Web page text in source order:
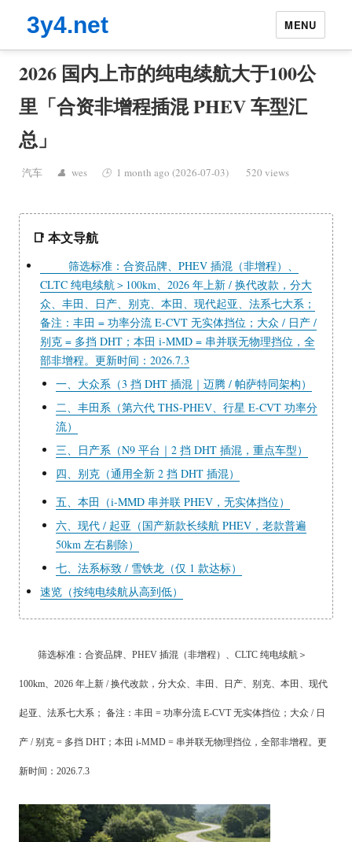
3y4.net MENU
2026 国内上市的纯电续航大于100公
里「合资非增程插混 PHEV 车型汇
总」
汽车 wes 1 month ago (2026-07-03) 520 views
📑 本文导航
筛选标准：合资品牌、PHEV 插混（非增程）、
CLTC 纯电续航＞100km、2026 年上新 / 换代改款，分大
众、丰田、日产、别克、本田、现代起亚、法系七大系；
备注：丰田 = 功率分流 E-CVT 无实体挡位；大众 / 日产 /
别克 = 多挡 DHT；本田 i-MMD = 串并联无物理挡位，全
部非增程。更新时间：2026.7.3
一、大众系（3 挡 DHT 插混｜迈腾 / 帕萨特同架构）
二、丰田系（第六代 THS-PHEV、行星 E-CVT 功率分
流）
三、日产系（N9 平台｜2 挡 DHT 插混，重点车型）
四、别克（通用全新 2 挡 DHT 插混）
五、本田（i-MMD 串并联 PHEV，无实体挡位）
六、现代 / 起亚（国产新款长续航 PHEV，老款普遍
50km 左右剔除）
七、法系标致 / 雪铁龙（仅 1 款达标）
速览（按纯电续航从高到低）
筛选标准： 合资品牌、PHEV 插混（非增程）、CLTC 纯电续航＞
100km、2026 年上新 / 换代改款 ，分大众、丰田、日产、别克、本田、现代
起亚、法系七大系； 备注： 丰田 = 功率分流 E-CVT 无实体挡位；大众 / 日
产 / 别克 = 多挡 DHT；本田 i-MMD = 串并联无物理挡位 ，全部非增程。更
新时间：2026.7.3